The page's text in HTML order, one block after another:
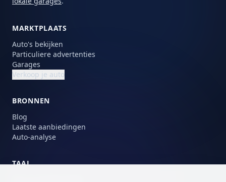
MARKTPLAATS
Auto's bekijken
Particuliere advertenties
Garages
Verkoop je auto
BRONNEN
Blog
Laatste aanbiedingen
Auto-analyse
TAAL